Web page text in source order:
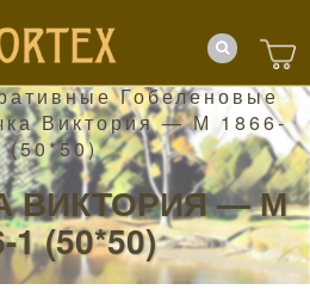
Гобеленовые
Виктория — М 1866-
(50*50)
ВИКТОРИЯ — М
1 (50*50)